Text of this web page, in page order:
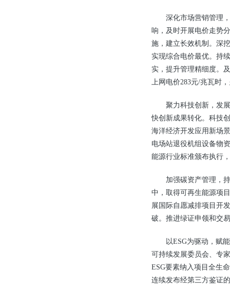
深化市场营销管理
响，及时开展电价走势
施，建立长效机制。深
实现综合电价最优。持
实，提升管理精细度。
上网电价283元/兆瓦时
聚力科技创新，发
快创新成果转化。科技
海洋经济开发应用新场
电场站退役机组设备物
能源行业标准颁布执行
加强碳资产管理，
中，取得可再生能源项
展国际自愿减排项目开
破。推进绿证申领和交
以ESG为驱动，赋
可持续发展委员会、专
ESG要素纳入项目全生
连续发布经第三方鉴证